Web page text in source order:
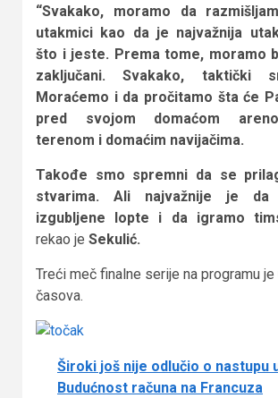
“Svakako, moramo da
utakmici kao da je najvažnija
što i jeste. Prema tome, moramo
zaključani. Svakako, taktički
Moraćemo i da pročitamo šta će
pred svojom domaćom
terenom i domaćim navijačima.
Takođe smo spremni da se
stvarima. Ali najvažnije je da
izgubljene lopte i da igramo
rekao je Sekulić.
Treći meč finalne serije na programu
časova.
Široki još nije odlučio o nastupu
Budućnost računa na Francuza